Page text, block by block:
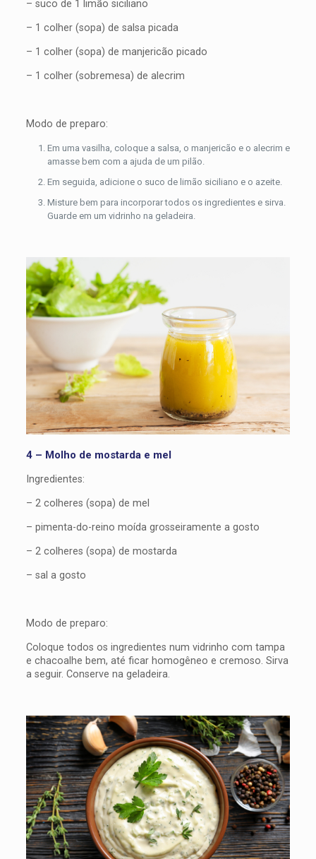
– suco de 1 limão siciliano
– 1 colher (sopa) de salsa picada
– 1 colher (sopa) de manjericão picado
– 1 colher (sobremesa) de alecrim
Modo de preparo:
Em uma vasilha, coloque a salsa, o manjericão e o alecrim e
amasse bem com a ajuda de um pilão.
Em seguida, adicione o suco de limão siciliano e o azeite.
Misture bem para incorporar todos os ingredientes e sirva.
Guarde em um vidrinho na geladeira.
4 – Molho de mostarda e mel
Ingredientes:
– 2 colheres (sopa) de mel
– pimenta-do-reino moída grosseiramente a gosto
– 2 colheres (sopa) de mostarda
– sal a gosto
Modo de preparo:
Coloque todos os ingredientes num vidrinho com tampa
e chacoalhe bem, até ficar homogêneo e cremoso. Sirva
a seguir. Conserve na geladeira.